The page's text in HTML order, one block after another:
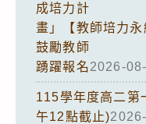
成培力計
畫」【教師培力
鼓勵教師
踴躍報名2026-
115學年度高二第
午12點截止)